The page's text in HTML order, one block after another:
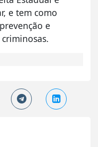
e tem como
e